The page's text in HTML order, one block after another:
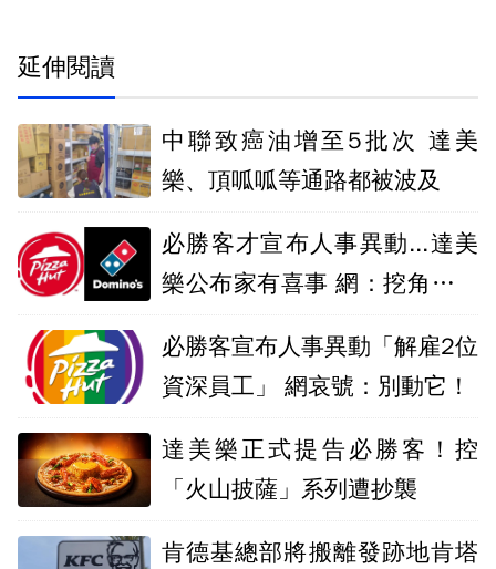
延伸閱讀
中聯致癌油增至5批次 達美
樂、頂呱呱等通路都被波及
必勝客才宣布人事異動...達美
樂公布家有喜事 網：挖角隔壁
必勝客宣布人事異動「解雇2位
資深員工」 網哀號：別動它！
達美樂正式提告必勝客！控
「火山披薩」系列遭抄襲
肯德基總部將搬離發跡地肯塔